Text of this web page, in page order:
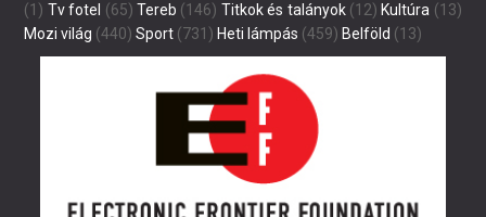
(1) Tv fotel (65) Tereb (146) Titkok és talányok(12) Kultúra (13)
Mozi világ (440) Sport (731) Heti lámpás (459) Belföld (13)